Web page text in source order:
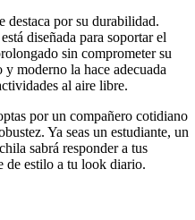
destaca por su durabilidad.
diseñada para soportar el
sin comprometer su
moderno la hace adecuada
al aire libre.
por un compañero cotidiano
Ya seas un estudiante, un
sabrá responder a tus
de estilo a tu look diario.